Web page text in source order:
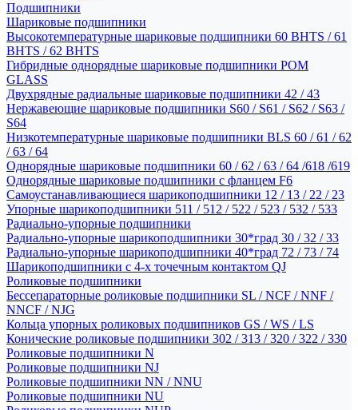
Подшипники
Шариковые подшипники
Высокотемпературные шариковые подшипники 60 BHTS / 61
BHTS / 62 BHTS
Гибридные однорядные шариковые подшипники POM
GLASS
Двухрядные радиальные шариковые подшипники 42 / 43
Нержавеющие шариковые подшипники S60 / S61 / S62 / S63 /
S64
Низкотемпературные шариковые подшипники BLS 60 / 61 / 62
/ 63 / 64
Однорядные шариковые подшипники 60 / 62 / 63 / 64 /618 /619
Однорядные шариковые подшипники с фланцем F6
Самоустанавливающиеся шарикоподшипники 12 / 13 / 22 / 23
Упорные шарикоподшипники 511 / 512 / 522 / 523 / 532 / 533
Радиально-упорные подшипники
Радиально-упорные шарикоподшипники 30*град 30 / 32 / 33
Радиально-упорные шарикоподшипники 40*град 72 / 73 / 74
Шарикоподшипники с 4-х точечным контактом QJ
Роликовые подшипники
Бессепараторные роликовые подшипники SL / NCF / NNF /
NNCF / NJG
Кольца упорных роликовых подшипников GS / WS / LS
Конические роликовые подшипники 302 / 313 / 320 / 322 / 330
Роликовые подшипники N
Роликовые подшипники NJ
Роликовые подшипники NN / NNU
Роликовые подшипники NU